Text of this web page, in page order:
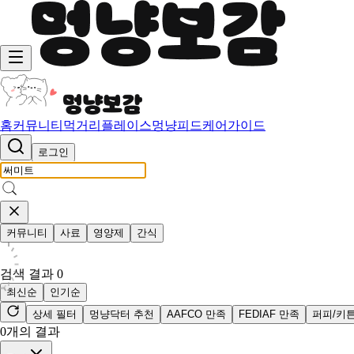
홈커뮤니티 먹거리 플레이스멍냥피드케어가이드
로그인
커뮤니티 사료 영양제 간식
검색 결과 0
최신순
인기순
상세 필터
멍냥닥터 추천 AAFCO 만족 FEDIAF 만족 퍼피/키
0개의 결과